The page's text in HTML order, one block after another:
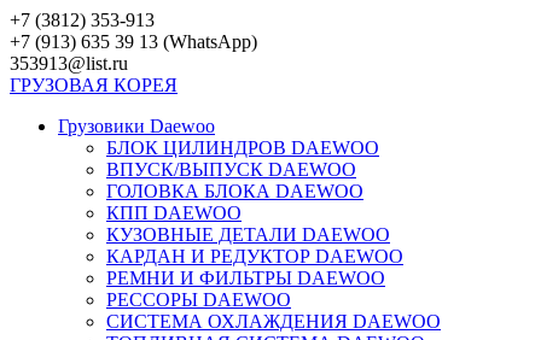
Перейти
к
контенту
+7 (3812) 353-913
+7 (913) 635 39 13 (WhatsApp)
353913@list.ru
ГРУЗОВАЯ КОРЕЯ
Грузовики Daewoo
БЛОК ЦИЛИНДРОВ DAEWOO
ВПУСК/ВЫПУСК DAEWOO
ГОЛОВКА БЛОКА DAEWOO
КПП DAEWOO
КУЗОВНЫЕ ДЕТАЛИ DAEWOO
КАРДАН И РЕДУКТОР DAEWOO
РЕМНИ И ФИЛЬТРЫ DAEWOO
РЕССОРЫ DAEWOO
СИСТЕМА ОХЛАЖДЕНИЯ DAEWOO